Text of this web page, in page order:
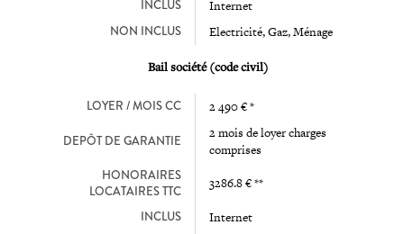
INCLUS Internet
NON INCLUS Electricité, Gaz, Ménage
Bail société (code civil)
LOYER / MOIS CC 2 490 € *
DEPÔT DE GARANTIE
2 mois de loyer charges
comprises
HONORAIRES
LOCATAIRES TTC
3286.8 € **
INCLUS Internet